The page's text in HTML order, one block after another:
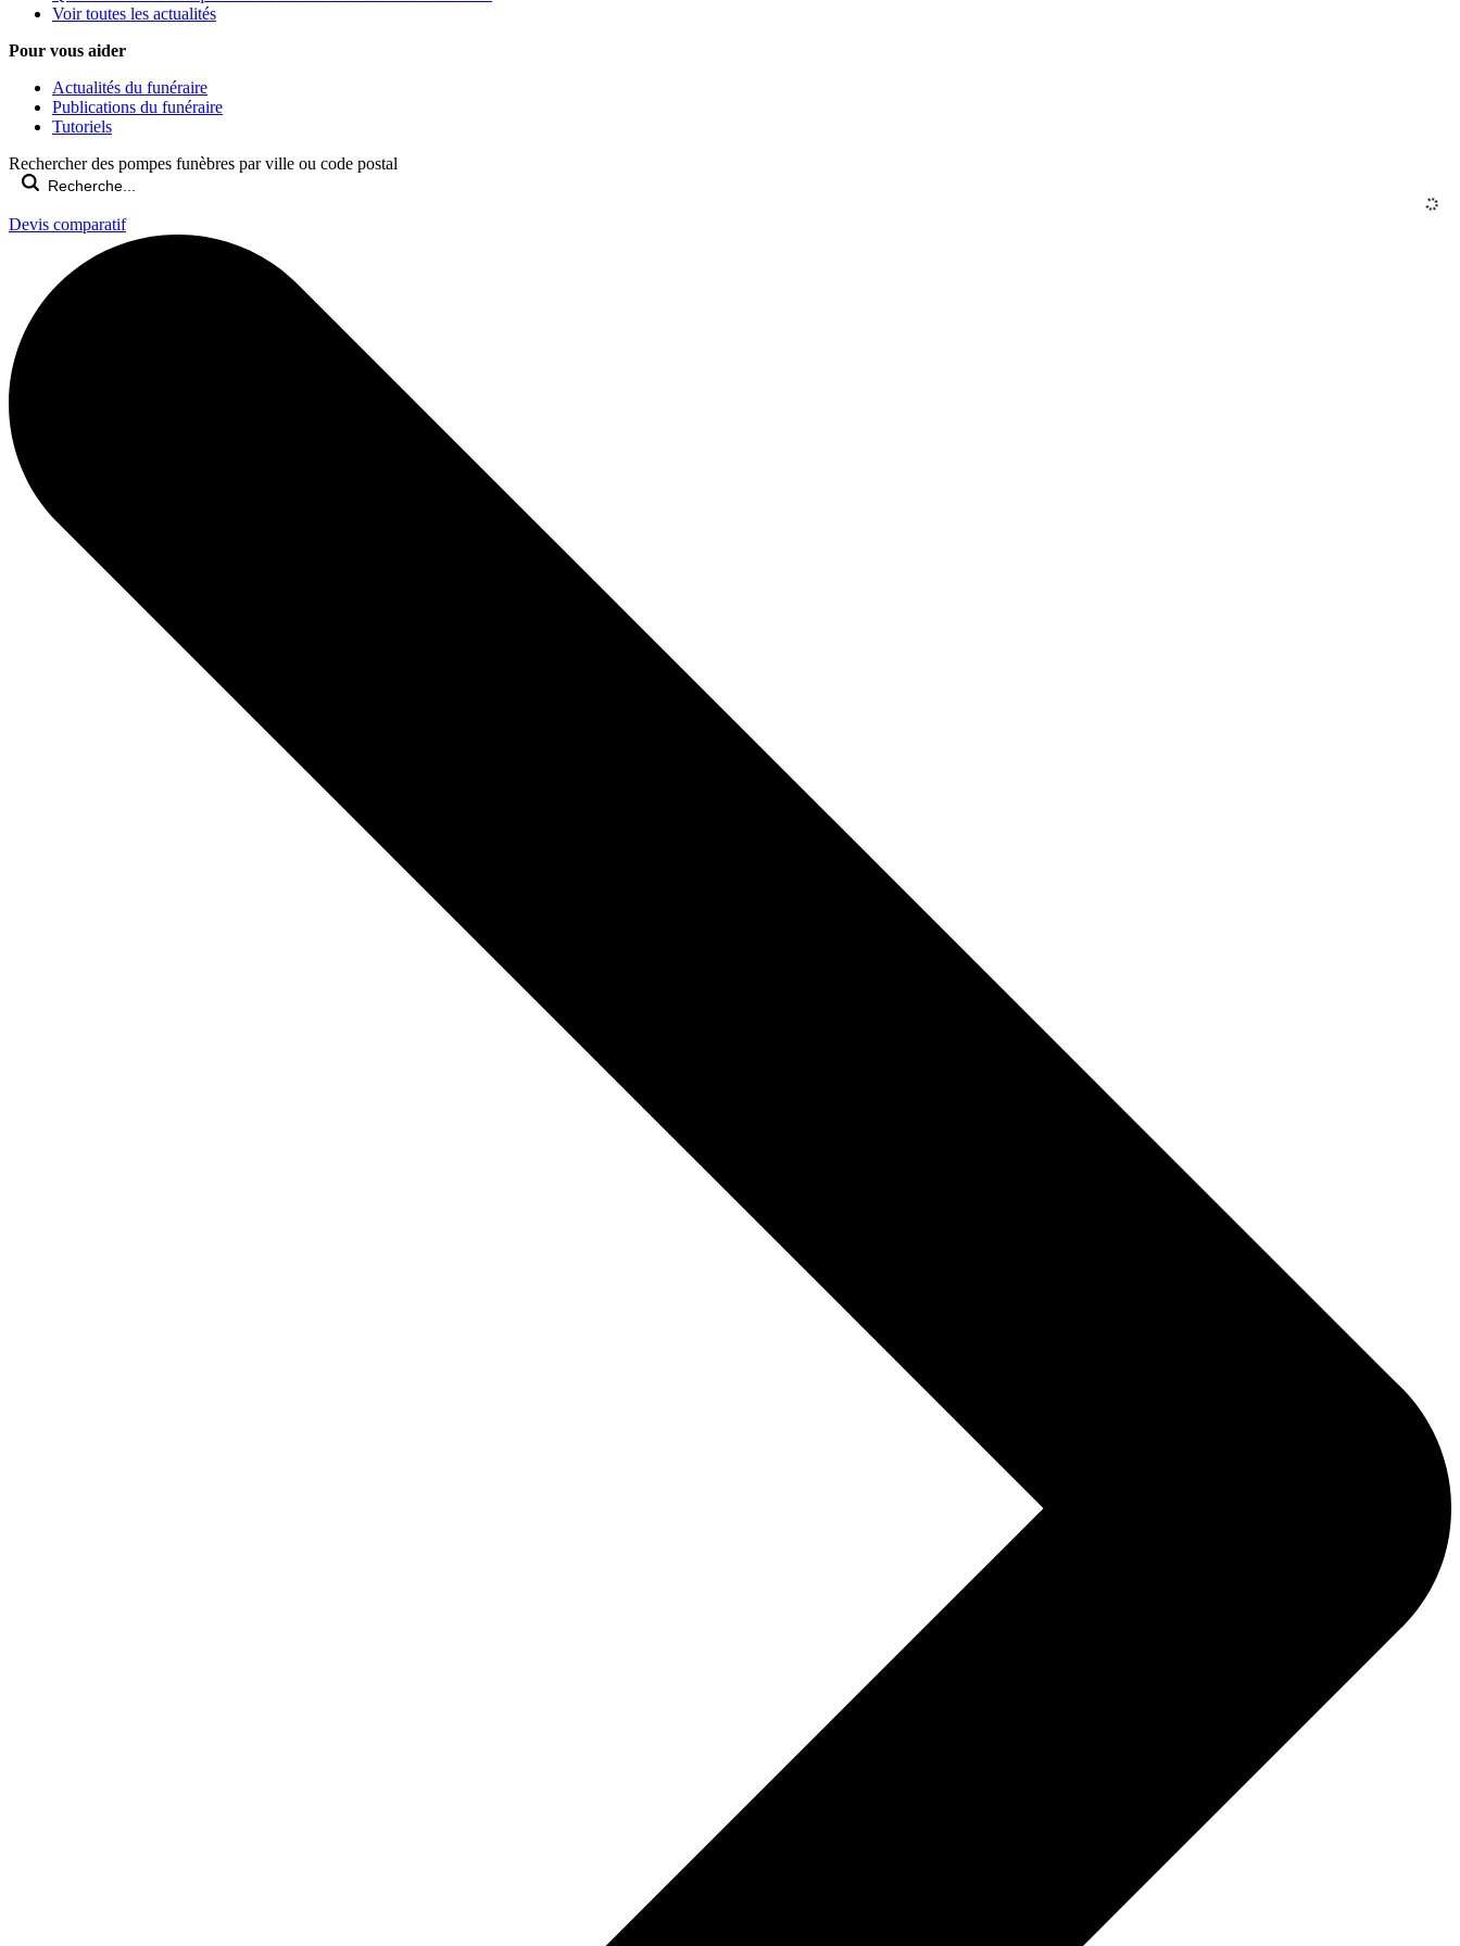
Voir toutes les actualités
Pour vous aider
Actualités du funéraire
Publications du funéraire
Tutoriels
Rechercher des pompes funèbres par ville ou code postal
Devis comparatif